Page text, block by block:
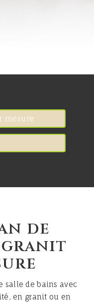
mesure
de
salle de bains avec
en granit ou en